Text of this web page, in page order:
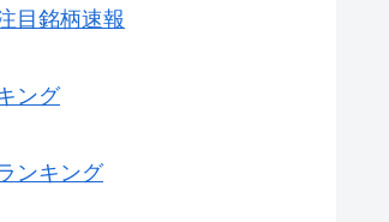
目銘柄速報
ング
ンキング